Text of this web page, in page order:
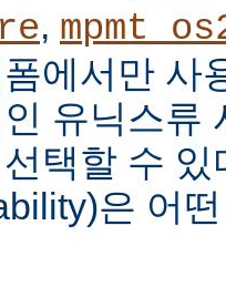
,
에서만 사
유닉스류
택할 수
은 어